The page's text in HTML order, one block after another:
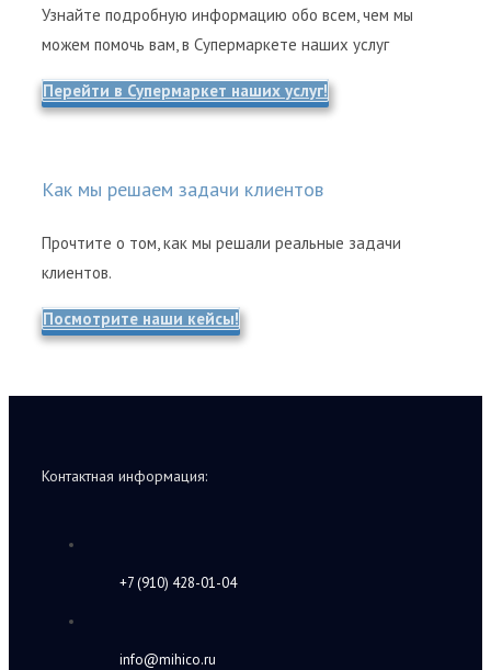
Узнайте подробную информацию обо всем, чем мы
можем помочь вам, в Супермаркете наших услуг
Перейти в Супермаркет наших услуг!
Как мы решаем задачи клиентов
Прочтите о том, как мы решали реальные задачи
клиентов.
Посмотрите наши кейсы!
Контактная информация:
+7 (910) 428-01-04
info@mihico.ru